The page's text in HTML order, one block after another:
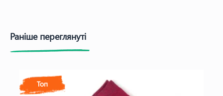
Раніше переглянуті
Топ